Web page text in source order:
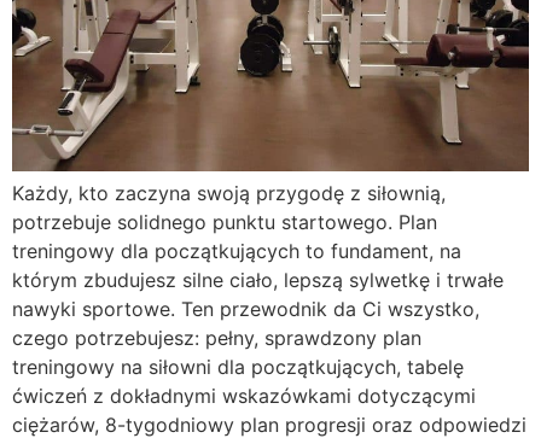
Każdy, kto zaczyna swoją przygodę z siłownią,
potrzebuje solidnego punktu startowego. Plan
treningowy dla początkujących to fundament, na
którym zbudujesz silne ciało, lepszą sylwetkę i trwałe
nawyki sportowe. Ten przewodnik da Ci wszystko,
czego potrzebujesz: pełny, sprawdzony plan
treningowy na siłowni dla początkujących, tabelę
ćwiczeń z dokładnymi wskazówkami dotyczącymi
ciężarów, 8-tygodniowy plan progresji oraz odpowiedzi